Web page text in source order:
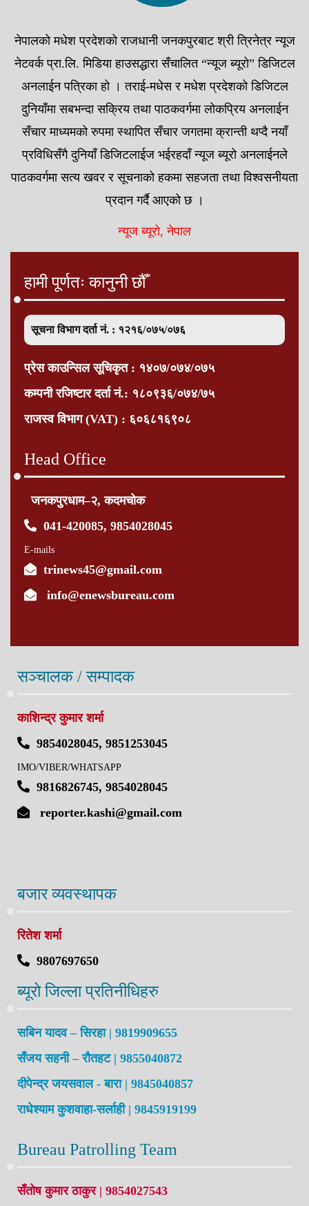
नेपालको मधेश प्रदेशको राजधानी जनकपुरबाट श्री त्रिनेत्र न्यूज
नेटवर्क प्रा.लि. मिडिया हाउसद्धारा सँचालित “न्यूज ब्यूरो” डिजिटल
अनलाईन पत्रिका हो । तराई-मधेस र मधेश प्रदेशको डिजिटल
दुनियाँमा सबभन्दा सक्रिय तथा पाठकवर्गमा लोकप्रिय अनलाईन
सँचार माध्यमको रुपमा स्थापित सँचार जगतमा क्रान्ती थप्दै नयाँ
प्रविधिसँगै दुनियाँ डिजिटलाईज भईरहदाँ न्यूज ब्यूरो अनलाईनले
पाठकवर्गमा सत्य खवर र सूचनाको हकमा सहजता तथा विश्वसनीयता
प्रदान गर्दै आएको छ ।
न्यूज ब्यूरो, नेपाल
हामी पूर्णतः कानुनी छौँ
सूचना विभाग दर्ता नं. : १२१६/०७५/०७६
प्रेस काउन्सिल सूचिकृत : १४०७/०७४/०७५
कम्पनी रजिष्टार दर्ता नं.: १८०९३६/०७४/७५
राजस्व विभाग (VAT) : ६०६८१६९०८
Head Office
जनकपुरधाम–२, कदमचोक
041-420085, 9854028045
E-mails
trinews45@gmail.com
info@enewsbureau.com
सञ्चालक / सम्पादक
काशिन्द्र कुमार शर्मा
9854028045, 9851253045
IMO/VIBER/WHATSAPP
9816826745, 9854028045
reporter.kashi@gmail.com
बजार व्यवस्थापक
रितेश शर्मा
9807697650
ब्यूरो जिल्ला प्रतिनीधिहरु
सबिन यादव – सिरहा | 9819909655
सँजय सहनी – रौतहट | 9855040872
दीपेन्द्र जयसवाल - बारा | 9845040857
राधेश्याम कुशवाहा-सर्लाही | 9845919199
Bureau Patrolling Team
सँतोष कुमार ठाकुर | 9854027543